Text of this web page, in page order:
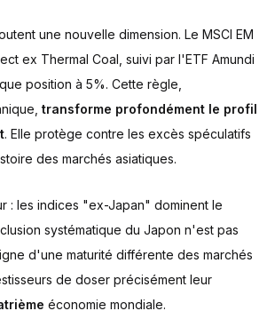
une nouvelle dimension. Le MSCI EM
ex Thermal Coal, suivi par l'ETF Amundi
position à 5%. Cette règle,
transforme profondément le profil
. Elle protège contre les excès spéculatifs
des marchés asiatiques.
: les indices "ex-Japan" dominent le
systématique du Japon n'est pas
d'une maturité différente des marchés
de doser précisément leur
économie mondiale.